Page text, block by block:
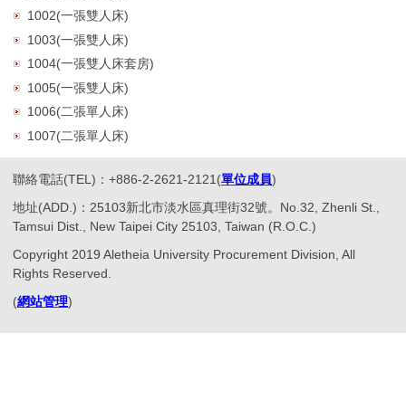
1002(一張雙人床)
1003(一張雙人床)
1004(一張雙人床套房)
1005(一張雙人床)
1006(二張單人床)
1007(二張單人床)
聯絡電話(TEL)：+886-2-2621-2121(單位成員)
地址(ADD.)：25103新北市淡水區真理街32號。No.32, Zhenli St.,
Tamsui Dist., New Taipei City 25103, Taiwan (R.O.C.)
Copyright 2019 Aletheia University Procurement Division, All
Rights Reserved.
(網站管理)